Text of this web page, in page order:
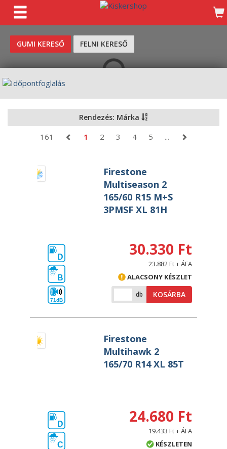
GUMI KERESŐ FELNI KERESŐ
Rendezés: Márka
161 1 2 3 4 5 ...
Firestone
Multiseason 2
165/60 R15 M+S
3PMSF XL 81H
D
B
71dB
30.330 Ft
23.882 Ft + ÁFA
ALACSONY KÉSZLET
db KOSÁRBA
Firestone
Multihawk 2
165/70 R14 XL 85T
D
C
24.680 Ft
19.433 Ft + ÁFA
KÉSZLETEN